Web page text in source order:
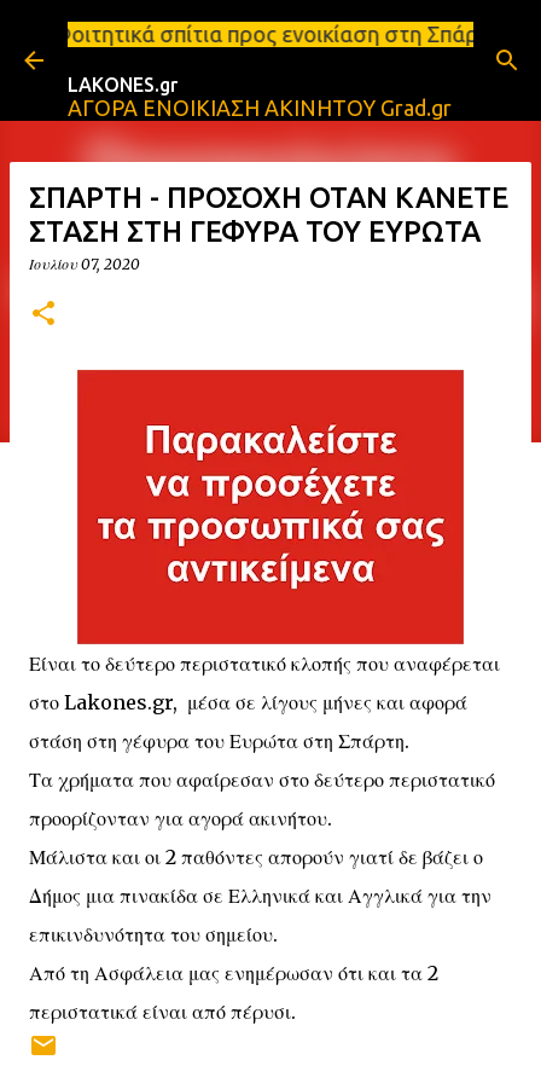
Μετάβαση στο κύριο περιεχόμενο
προς ενοικίαση στη Σπάρτη Ενοικιάσεις
LAKONES.gr
ΑΓΟΡΑ ΕΝΟΙΚΙΑΣΗ ΑΚΙΝΗΤΟΥ Grad.gr
ΣΠΑΡΤΗ - ΠΡΟΣΟΧΗ ΟΤΑΝ ΚΑΝΕΤΕ
ΣΤΑΣΗ ΣΤΗ ΓΕΦΥΡΑ ΤΟΥ ΕΥΡΩΤΑ
Ιουλίου 07, 2020
Είναι το δεύτερο περιστατικό κλοπής που αναφέρεται
στο Lakones.gr, μέσα σε λίγους μήνες και αφορά
στάση στη γέφυρα του Ευρώτα στη Σπάρτη.
Τα χρήματα που αφαίρεσαν στο δεύτερο περιστατικό
προορίζονταν για αγορά ακινήτου.
Μάλιστα και οι 2 παθόντες απορούν γιατί δε βάζει ο
Δήμος μια πινακίδα σε Ελληνικά και Αγγλικά για την
επικινδυνότητα του σημείου.
Από τη Ασφάλεια μας ενημέρωσαν ότι και τα 2
περιστατικά είναι από πέρυσι.